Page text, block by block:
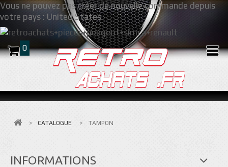
Vous ne pouvez pas créer de nouvelle commande depuis
votre pays : United States
0
> CATALOGUE > TAMPON
INFORMATIONS